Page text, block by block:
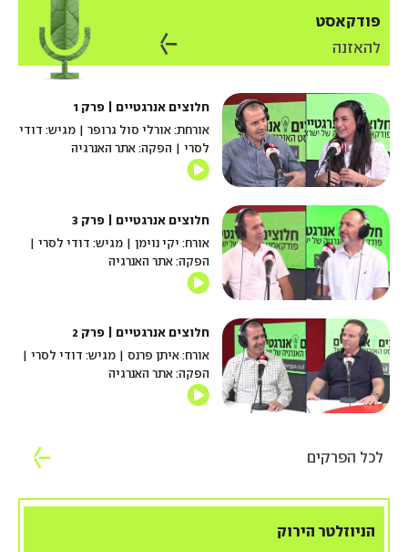
פודקאסט
להאזנה
חלוצים אנרגטיים | פרק 1
אורחת: אורלי סול גרופר | מגיש: דודי
לסרי | הפקה: אתר האנרגיה
חלוצים אנרגטיים | פרק 3
אורח: יקי נוימן | מגיש: דודי לסרי |
הפקה: אתר האנרגיה
חלוצים אנרגטיים | פרק 2
אורח: איתן פרנס | מגיש: דודי לסרי |
הפקה: אתר האנרגיה
לכל הפרקים
הניוזלטר הירוק